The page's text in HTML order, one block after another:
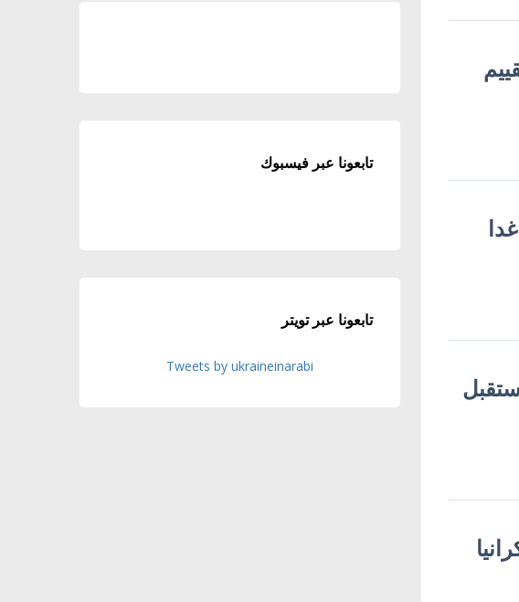
تابعونا عبر فيسبوك
تابعونا عبر تويتر
Tweets by ukraineinarabi